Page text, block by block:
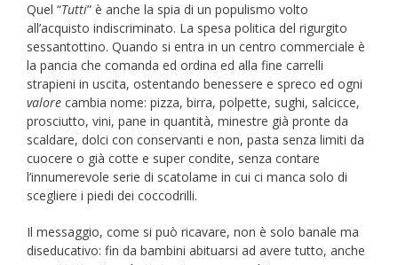
Quel “Tutti” è anche la spia di un populismo volto
all’acquisto indiscriminato. La spesa politica del rigurgito
sessantottino. Quando si entra in un centro commerciale è
la pancia che comanda ed ordina ed alla fine carrelli
strapieni in uscita, ostentando benessere e spreco ed ogni
valore cambia nome: pizza, birra, polpette, sughi, salcicce,
prosciutto, vini, pane in quantità, minestre già pronte da
scaldare, dolci con conservanti e non, pasta senza limiti da
cuocere o già cotte e super condite, senza contare
l’innumerevole serie di scatolame in cui ci manca solo di
scegliere i piedi dei coccodrilli.
Il messaggio, come si può ricavare, non è solo banale ma
diseducativo: fin da bambini abituarsi ad avere tutto, anche